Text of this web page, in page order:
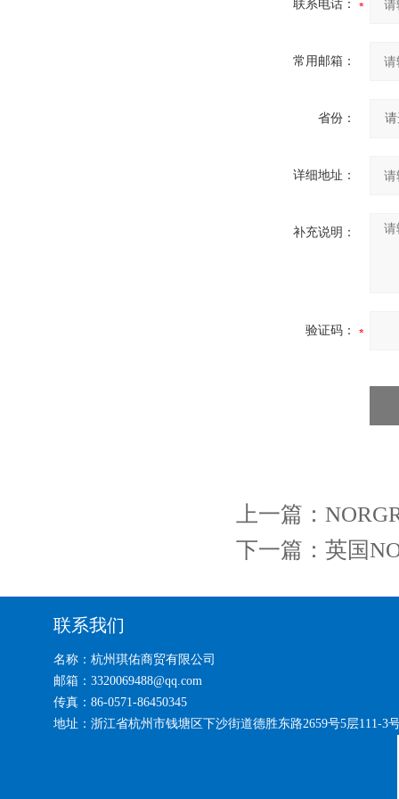
联系电话：
常用邮箱：
省份：
详细地址：
补充说明：
验证码：
上一篇：
下一篇： 英国
联系我们
名称：杭州琪佑商贸有限公司
邮箱：3320069488@qq.com
传真：86-0571-86450345
地址：浙江省杭州市钱塘区下沙街道德胜东路2659号5层111-3